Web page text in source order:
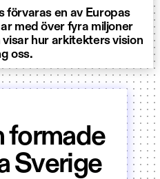
förvaras en av Europas
med över fyra miljoner
hur arkitekters vision
oss.
formade
Sverige